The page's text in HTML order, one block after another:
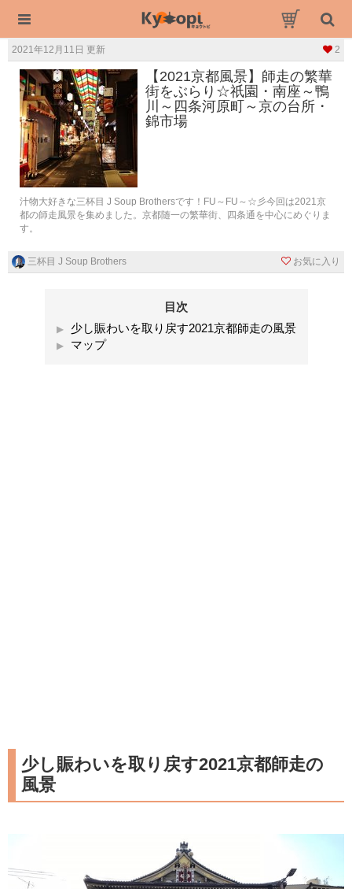
2021年12月11日 更新 2
【2021京都風景】師走の繁華
街をぶらり☆祇園・南座～鴨
川～四条河原町～京の台所・
錦市場
汁物大好きな三杯目 J Soup Brothersです！FU～FU～☆彡今回は2021京
都の師走風景を集めました。京都随一の繁華街、四条通を中心にめぐりま
す。
三杯目 J Soup Brothers お気に入り
目次
少し賑わいを取り戻す2021京都師走の風景
マップ
少し賑わいを取り戻す2021京都師走の
風景